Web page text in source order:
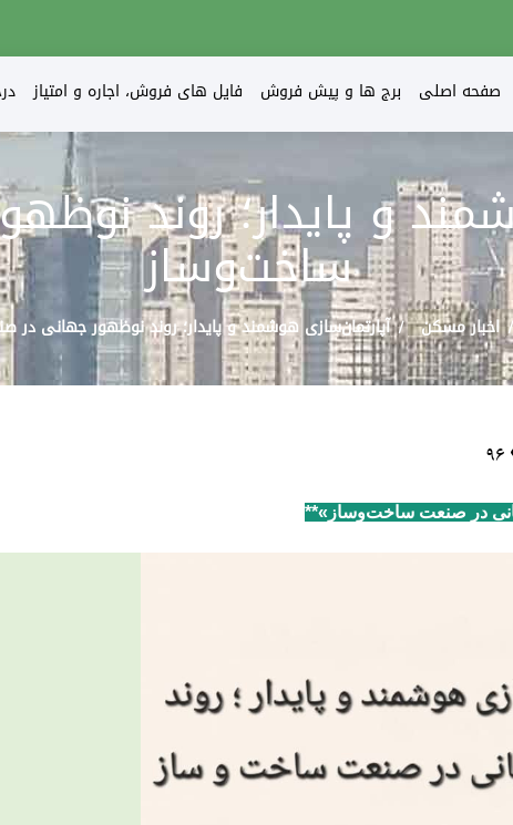
صفحه اصلی برج ها و پیش فروش فایل های فروش، اجاره و امتیاز
و پایدار؛ روند
ساخت‌وساز
اخبار مسکن آپارتمان‌سازی هوشمند و پایدار؛ روند نوظهور جهانی در
در صنعت ساخت‌وساز»**